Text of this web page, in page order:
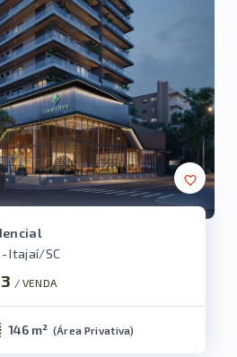
- Itajaí/SC
/ VENDA
146 m² (Área Privativa)